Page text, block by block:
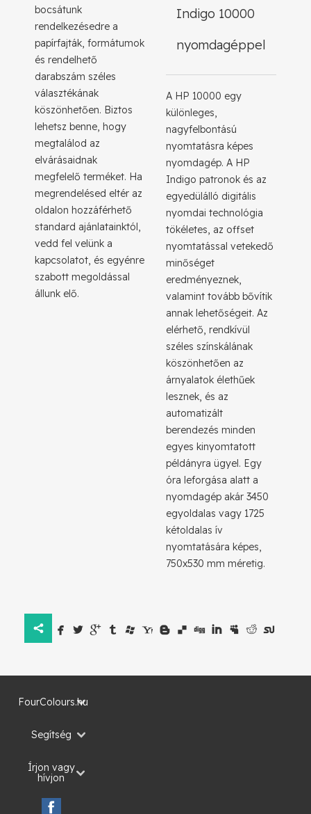
bocsátunk
rendelkezésedre a
papírfajták, formátumok
és rendelhető
darabszám széles
választékának
köszönhetően. Biztos
lehetsz benne, hogy
megtalálod az
elvárásaidnak
megfelelő terméket. Ha
megrendelésed eltér az
oldalon hozzáférhető
standard ajánlatainktól,
vedd fel velünk a
kapcsolatot, és egyénre
szabott megoldással
állunk elő.
Indigo 10000
nyomdagéppel
A HP 10000 egy
különleges,
nagyfelbontású
nyomtatásra képes
nyomdagép. A HP
Indigo patronok és az
egyedülálló digitális
nyomdai technológia
tökéletes, az offset
nyomtatással vetekedő
minőséget
eredményeznek,
valamint tovább bővítik
annak lehetőségeit. Az
elérhető, rendkívül
széles színskálának
köszönhetően az
árnyalatok élethűek
lesznek, és az
automatizált
berendezés minden
egyes kinyomtatott
példányra ügyel. Egy
óra leforgása alatt a
nyomdagép akár 3450
egyoldalas vagy 1725
kétoldalas ív
nyomtatására képes,
750x530 mm méretig.
             
FourColours.hu
Segítség
Írjon vagy
hívjon